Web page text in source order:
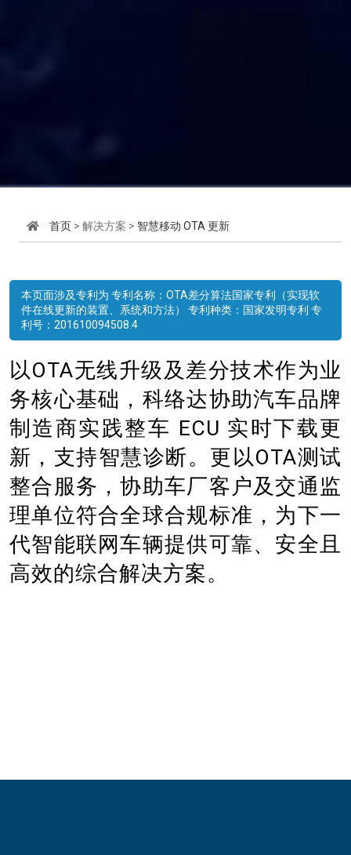
首页 > 解决方案 > 智慧移动 OTA 更新
本页面涉及专利为 专利名称：OTA差分算法国家专利（实现软
件在线更新的装置、系统和方法） 专利种类：国家发明专利 专
利号：201610094508.4
以OTA无线升级及差分技术作为业
务核心基础，科络达协助汽车品牌
制造商实践整车 ECU 实时下载更
新，支持智慧诊断。更以OTA测试
整合服务，协助车厂客户及交通监
理单位符合全球合规标准，为下一
代智能联网车辆提供可靠、安全且
高效的综合解决方案。